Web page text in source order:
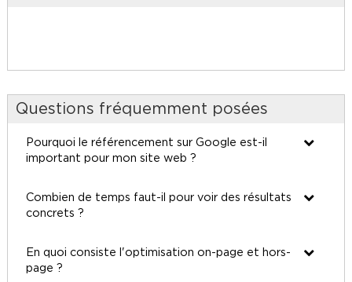
Questions fréquemment posées
Pourquoi le référencement sur Google est-il
important pour mon site web ?
Combien de temps faut-il pour voir des résultats
concrets ?
En quoi consiste l'optimisation on-page et hors-
page ?